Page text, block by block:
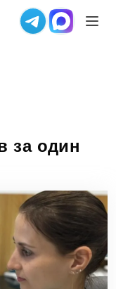
за один